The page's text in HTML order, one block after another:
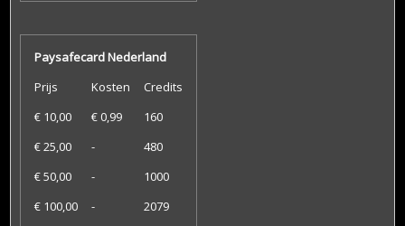
Paysafecard Nederland
Prijs
Kosten
Credits
€ 10,00
€ 0,99
160
€ 25,00
-
480
€ 50,00
-
1000
€ 100,00
-
2079